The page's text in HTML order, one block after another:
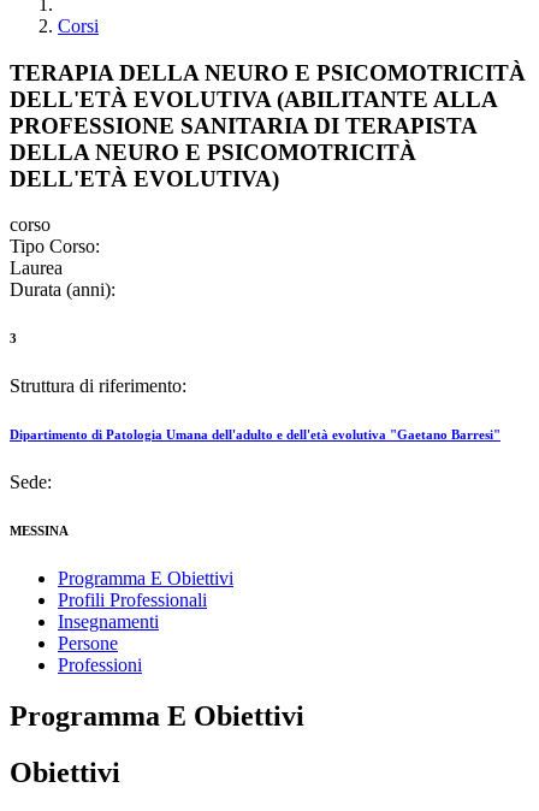
Corsi
TERAPIA DELLA NEURO E PSICOMOTRICITÀ
DELL'ETÀ EVOLUTIVA (ABILITANTE ALLA
PROFESSIONE SANITARIA DI TERAPISTA
DELLA NEURO E PSICOMOTRICITÀ
DELL'ETÀ EVOLUTIVA)
corso
Tipo Corso:
Laurea
Durata (anni):
3
Struttura di riferimento:
Dipartimento di Patologia Umana dell'adulto e dell'età evolutiva "Gaetano Barresi"
Sede:
MESSINA
Programma E Obiettivi
Profili Professionali
Insegnamenti
Persone
Professioni
Programma E Obiettivi
Obiettivi